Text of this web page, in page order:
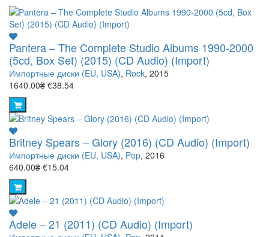
Pantera – The Complete Studio Albums 1990-2000
(5cd, Box Set) (2015) (CD Audio) (Import)
Импортные диски (EU, USA), Rock, 2015
1640.00₴ €38.54
Britney Spears – Glory (2016) (CD Audio) (Import)
Импортные диски (EU, USA), Pop, 2016
640.00₴ €15.04
Adele – 21 (2011) (CD Audio) (Import)